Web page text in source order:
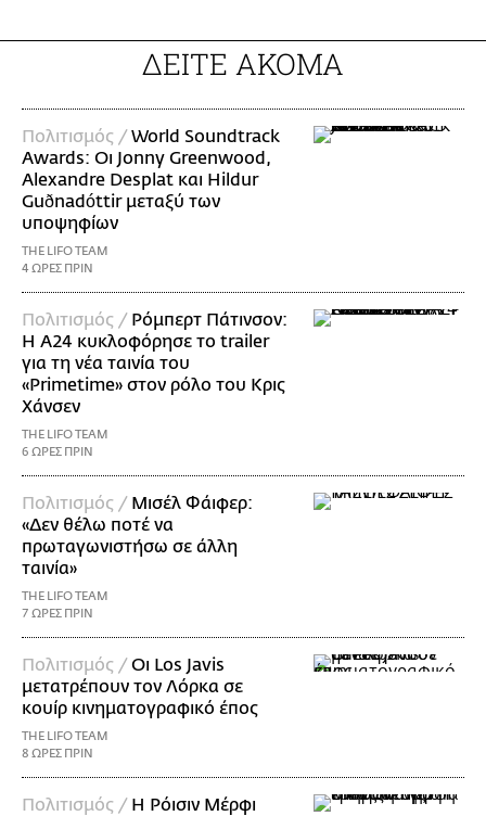
ΔΕΙΤΕ ΑΚΟΜΑ
Πολιτισμός /World Soundtrack
Awards: Οι Jonny Greenwood,
Alexandre Desplat και Hildur
Guðnadóttir μεταξύ των
υποψηφίων
THE LIFO TEAM
4 ΩΡΕΣ ΠΡΙΝ
Πολιτισμός / Ρόμπερτ Πάτινσον:
Η Α24 κυκλοφόρησε το trailer
για τη νέα ταινία του
«Primetime» στον ρόλο του Κρις
Χάνσεν
THE LIFO TEAM
6 ΩΡΕΣ ΠΡΙΝ
Πολιτισμός / Μισέλ Φάιφερ:
«Δεν θέλω ποτέ να
πρωταγωνιστήσω σε άλλη
ταινία»
THE LIFO TEAM
7 ΩΡΕΣ ΠΡΙΝ
Πολιτισμός /Οι Los Javis
μετατρέπουν τον Λόρκα σε
κουίρ κινηματογραφικό έπος
THE LIFO TEAM
8 ΩΡΕΣ ΠΡΙΝ
Πολιτισμός / Η Ρόισιν Μέρφι